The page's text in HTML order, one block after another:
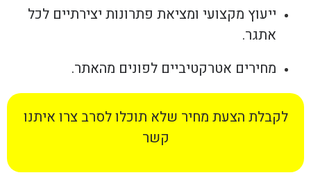
ייעוץ מקצועי ומציאת פתרונות יצירתיים לכל
אתגר.
מחירים אטרקטיביים לפונים מהאתר.
לקבלת הצעת מחיר שלא תוכלו לסרב צרו איתנו
קשר